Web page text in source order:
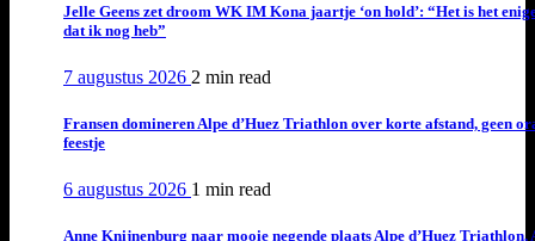
Jelle Geens zet droom WK IM Kona jaartje ‘on hold’: “Het is het
dat ik nog heb”
7 augustus 2026 2 min read
Fransen domineren Alpe d’Huez Triathlon over korte afstand, geen
feestje
6 augustus 2026 1 min read
Anne Knijnenburg naar mooie negende plaats Alpe d’Huez Triathlon,